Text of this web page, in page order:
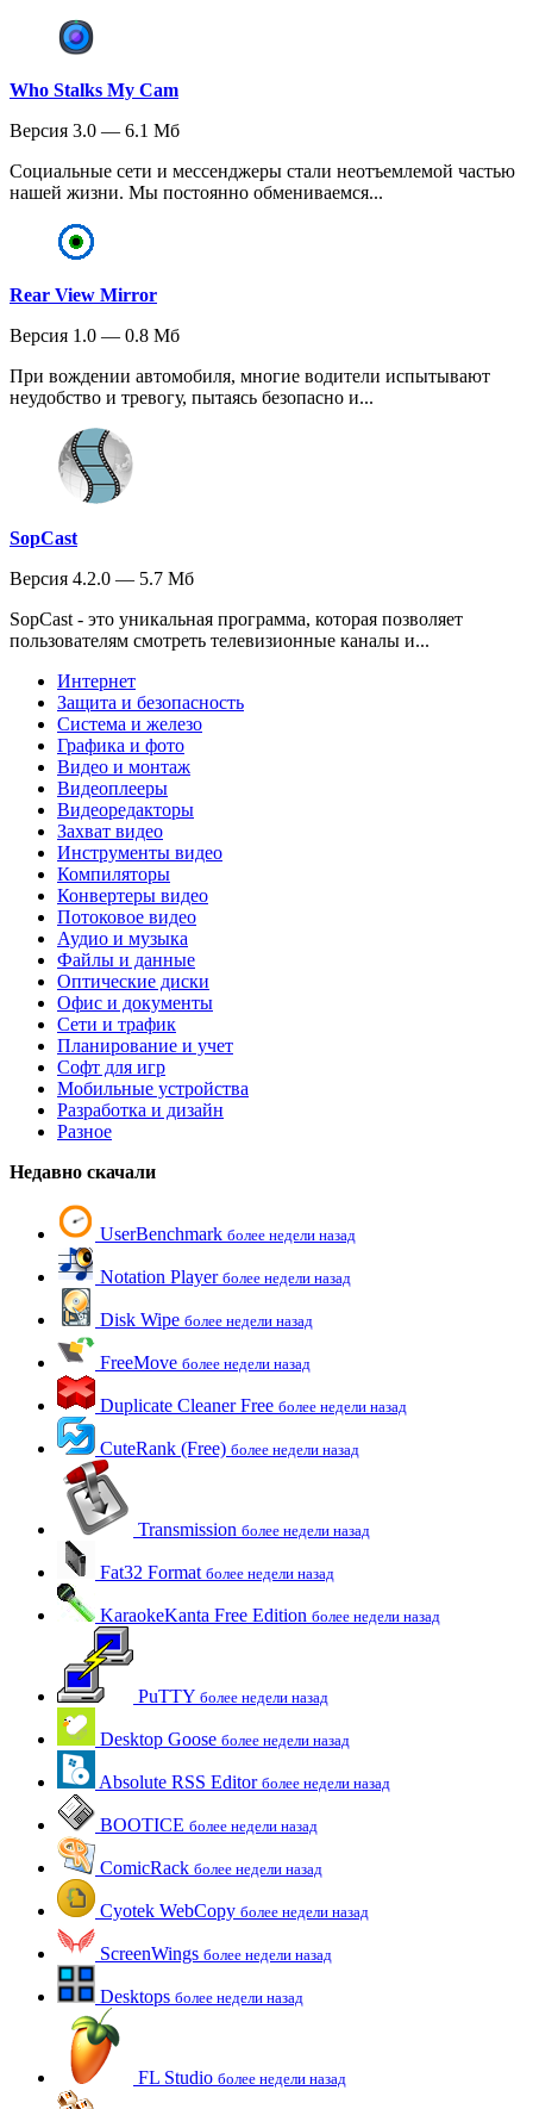
Who Stalks My Cam
Версия 3.0 — 6.1 Мб
Социальные сети и мессенджеры стали неотъемлемой частью
нашей жизни. Мы постоянно обмениваемся...
Rear View Mirror
Версия 1.0 — 0.8 Мб
При вождении автомобиля, многие водители испытывают
неудобство и тревогу, пытаясь безопасно и...
SopCast
Версия 4.2.0 — 5.7 Мб
SopCast - это уникальная программа, которая позволяет
пользователям смотреть телевизионные каналы и...
Интернет
Защита и безопасность
Система и железо
Графика и фото
Видео и монтаж
Видеоплееры
Видеоредакторы
Захват видео
Инструменты видео
Компиляторы
Конвертеры видео
Потоковое видео
Аудио и музыка
Файлы и данные
Оптические диски
Офис и документы
Сети и трафик
Планирование и учет
Софт для игр
Мобильные устройства
Разработка и дизайн
Разное
Недавно скачали
UserBenchmark более недели назад
Notation Player более недели назад
Disk Wipe более недели назад
FreeMove более недели назад
Duplicate Cleaner Free более недели назад
CuteRank (Free) более недели назад
Transmission более недели назад
Fat32 Format более недели назад
KaraokeKanta Free Edition более недели назад
PuTTY более недели назад
Desktop Goose более недели назад
Absolute RSS Editor более недели назад
BOOTICE более недели назад
ComicRack более недели назад
Cyotek WebCopy более недели назад
ScreenWings более недели назад
Desktops более недели назад
FL Studio более недели назад